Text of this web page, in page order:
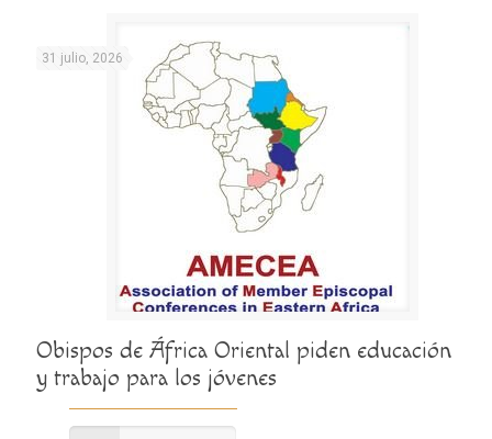
31 julio, 2026
Obispos de África Oriental piden educación
y trabajo para los jóvenes